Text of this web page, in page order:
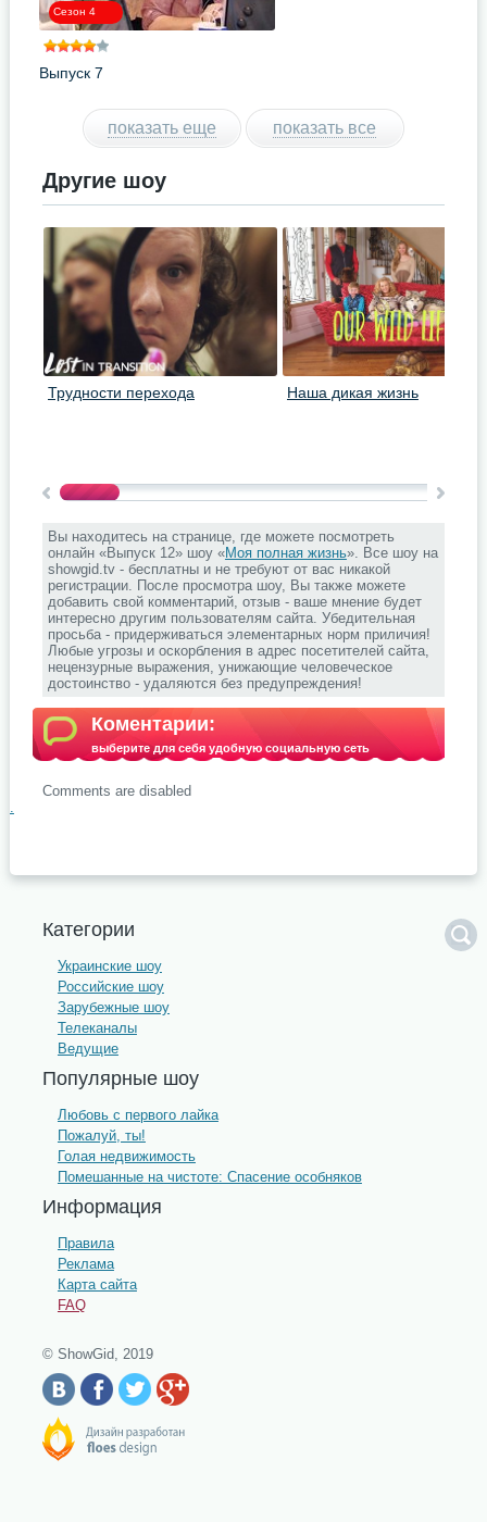
Сезон 4
Выпуск 7
показать еще показать все
Другие шоу
Трудности перехода Наша дикая жизнь
Вы находитесь на странице, где можете посмотреть
онлайн «Выпуск 12» шоу «Моя полная жизнь». Все шоу на
showgid.tv - бесплатны и не требуют от вас никакой
регистрации. После просмотра шоу, Вы также можете
добавить свой комментарий, отзыв - ваше мнение будет
интересно другим пользователям сайта. Убедительная
просьба - придерживаться элементарных норм приличия!
Любые угрозы и оскорбления в адрес посетителей сайта,
нецензурные выражения, унижающие человеческое
достоинство - удаляются без предупреждения!
Коментарии:
выберите для себя удобную социальную сеть
Comments are disabled
.
Категории
Украинские шоу
Российские шоу
Зарубежные шоу
Телеканалы
Ведущие
Популярные шоу
Любовь с первого лайка
Пожалуй, ты!
Голая недвижимость
Помешанные на чистоте: Спасение особняков
Информация
Правила
Реклама
Карта сайта
FAQ
© ShowGid, 2019